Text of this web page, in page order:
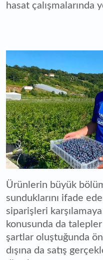
hasat çalışmalarında
Ürünlerin büyük
sunduklarını ifade
siparişleri
konusunda da
şartlar oluştuğunda
dışına da satış